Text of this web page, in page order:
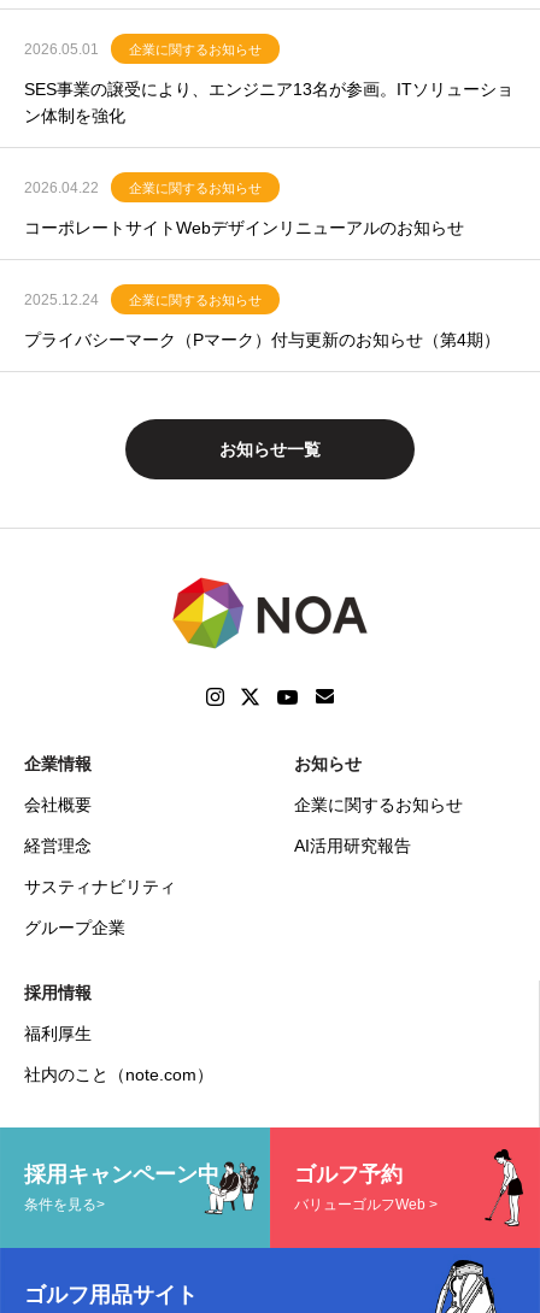
2026.05.01 企業に関するお知らせ
SES事業の譲受により、エンジニア13名が参画。ITソリューショ
ン体制を強化
2026.04.22 企業に関するお知らせ
コーポレートサイトWebデザインリニューアルのお知らせ
2025.12.24 企業に関するお知らせ
プライバシーマーク（Pマーク）付与更新のお知らせ（第4期）
お知らせ一覧
企業情報
会社概要
経営理念
サスティナビリティ
グループ企業
お知らせ
企業に関するお知らせ
AI活用研究報告
採用情報
福利厚生
社内のこと（note.com）
採用キャンペーン中
条件を見る>
ゴルフ予約
バリューゴルフWeb >
ゴルフ用品サイト